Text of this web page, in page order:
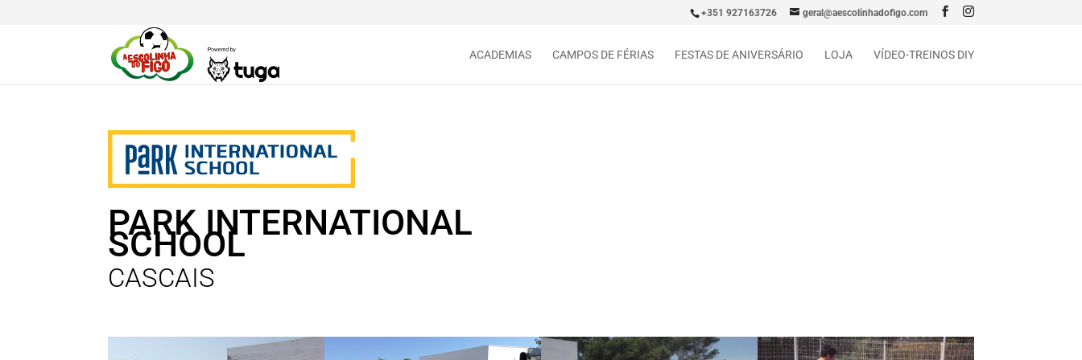
+351 927163726 geral@aescolinhadofigo.com
ACADEMIAS CAMPOS DE FÉRIAS FESTAS DE ANIVERSÁRIO LOJA VÍDEO-TREINOS DIY
PARK INTERNATIONAL
SCHOOL
CASCAIS